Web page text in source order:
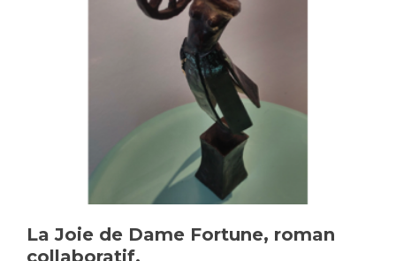
La Joie de Dame Fortune, roman
collaboratif.